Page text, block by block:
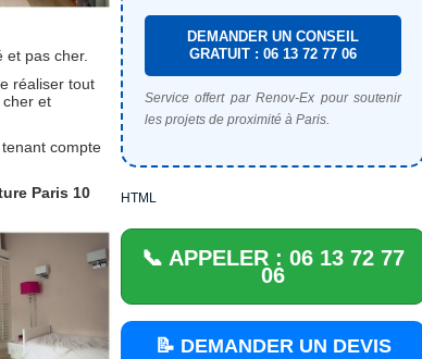
et pas cher.
réaliser tout
et
compte
Paris 10
DEMANDER UN CONSEIL
GRATUIT : 06 13 72 77 06
Service offert par Renov-Ex pour soutenir
les projets de proximité à Paris.
HTML
📞 APPELER : 06 13 72 77
06
📝 DEMANDER UN DEVIS